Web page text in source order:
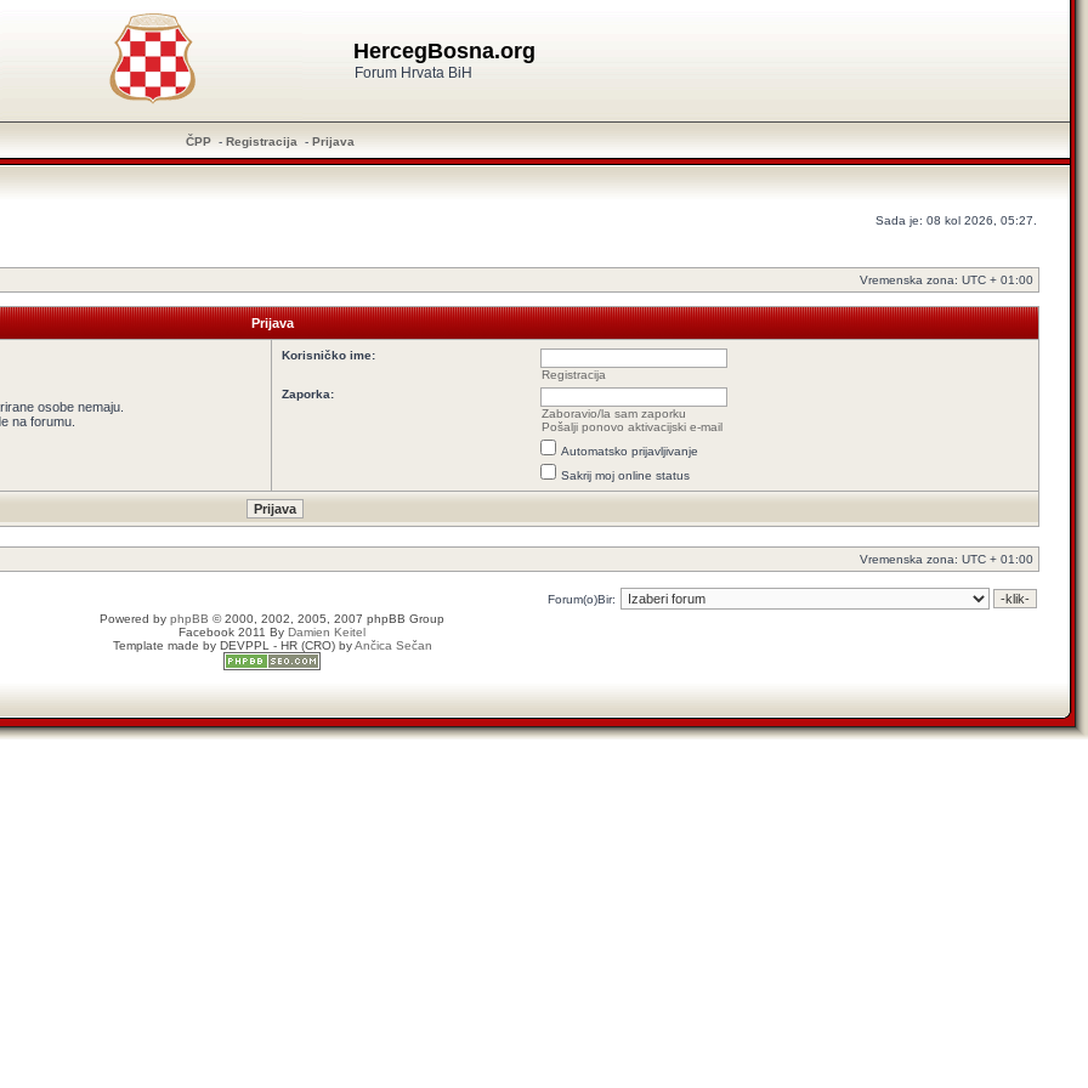
HercegBosna.org
Forum Hrvata BiH
ČPP - Registracija - Prijava
Sada je: 08 kol 2026, 05:27.
Vremenska zona: UTC + 01:00
Prijava
osobe nemaju.
na forumu.
Korisničko ime:
Registracija
Zaporka:
Zaboravio/la sam zaporku
Pošalji ponovo aktivacijski e-mail
Automatsko prijavljivanje
Sakrij moj online status
Vremenska zona: UTC + 01:00
Forum(o)Bir:
Powered by phpBB © 2000, 2002, 2005, 2007 phpBB Group
Facebook 2011 By Damien Keitel
Template made by DEVPPL - HR (CRO) byAnčica Sečan